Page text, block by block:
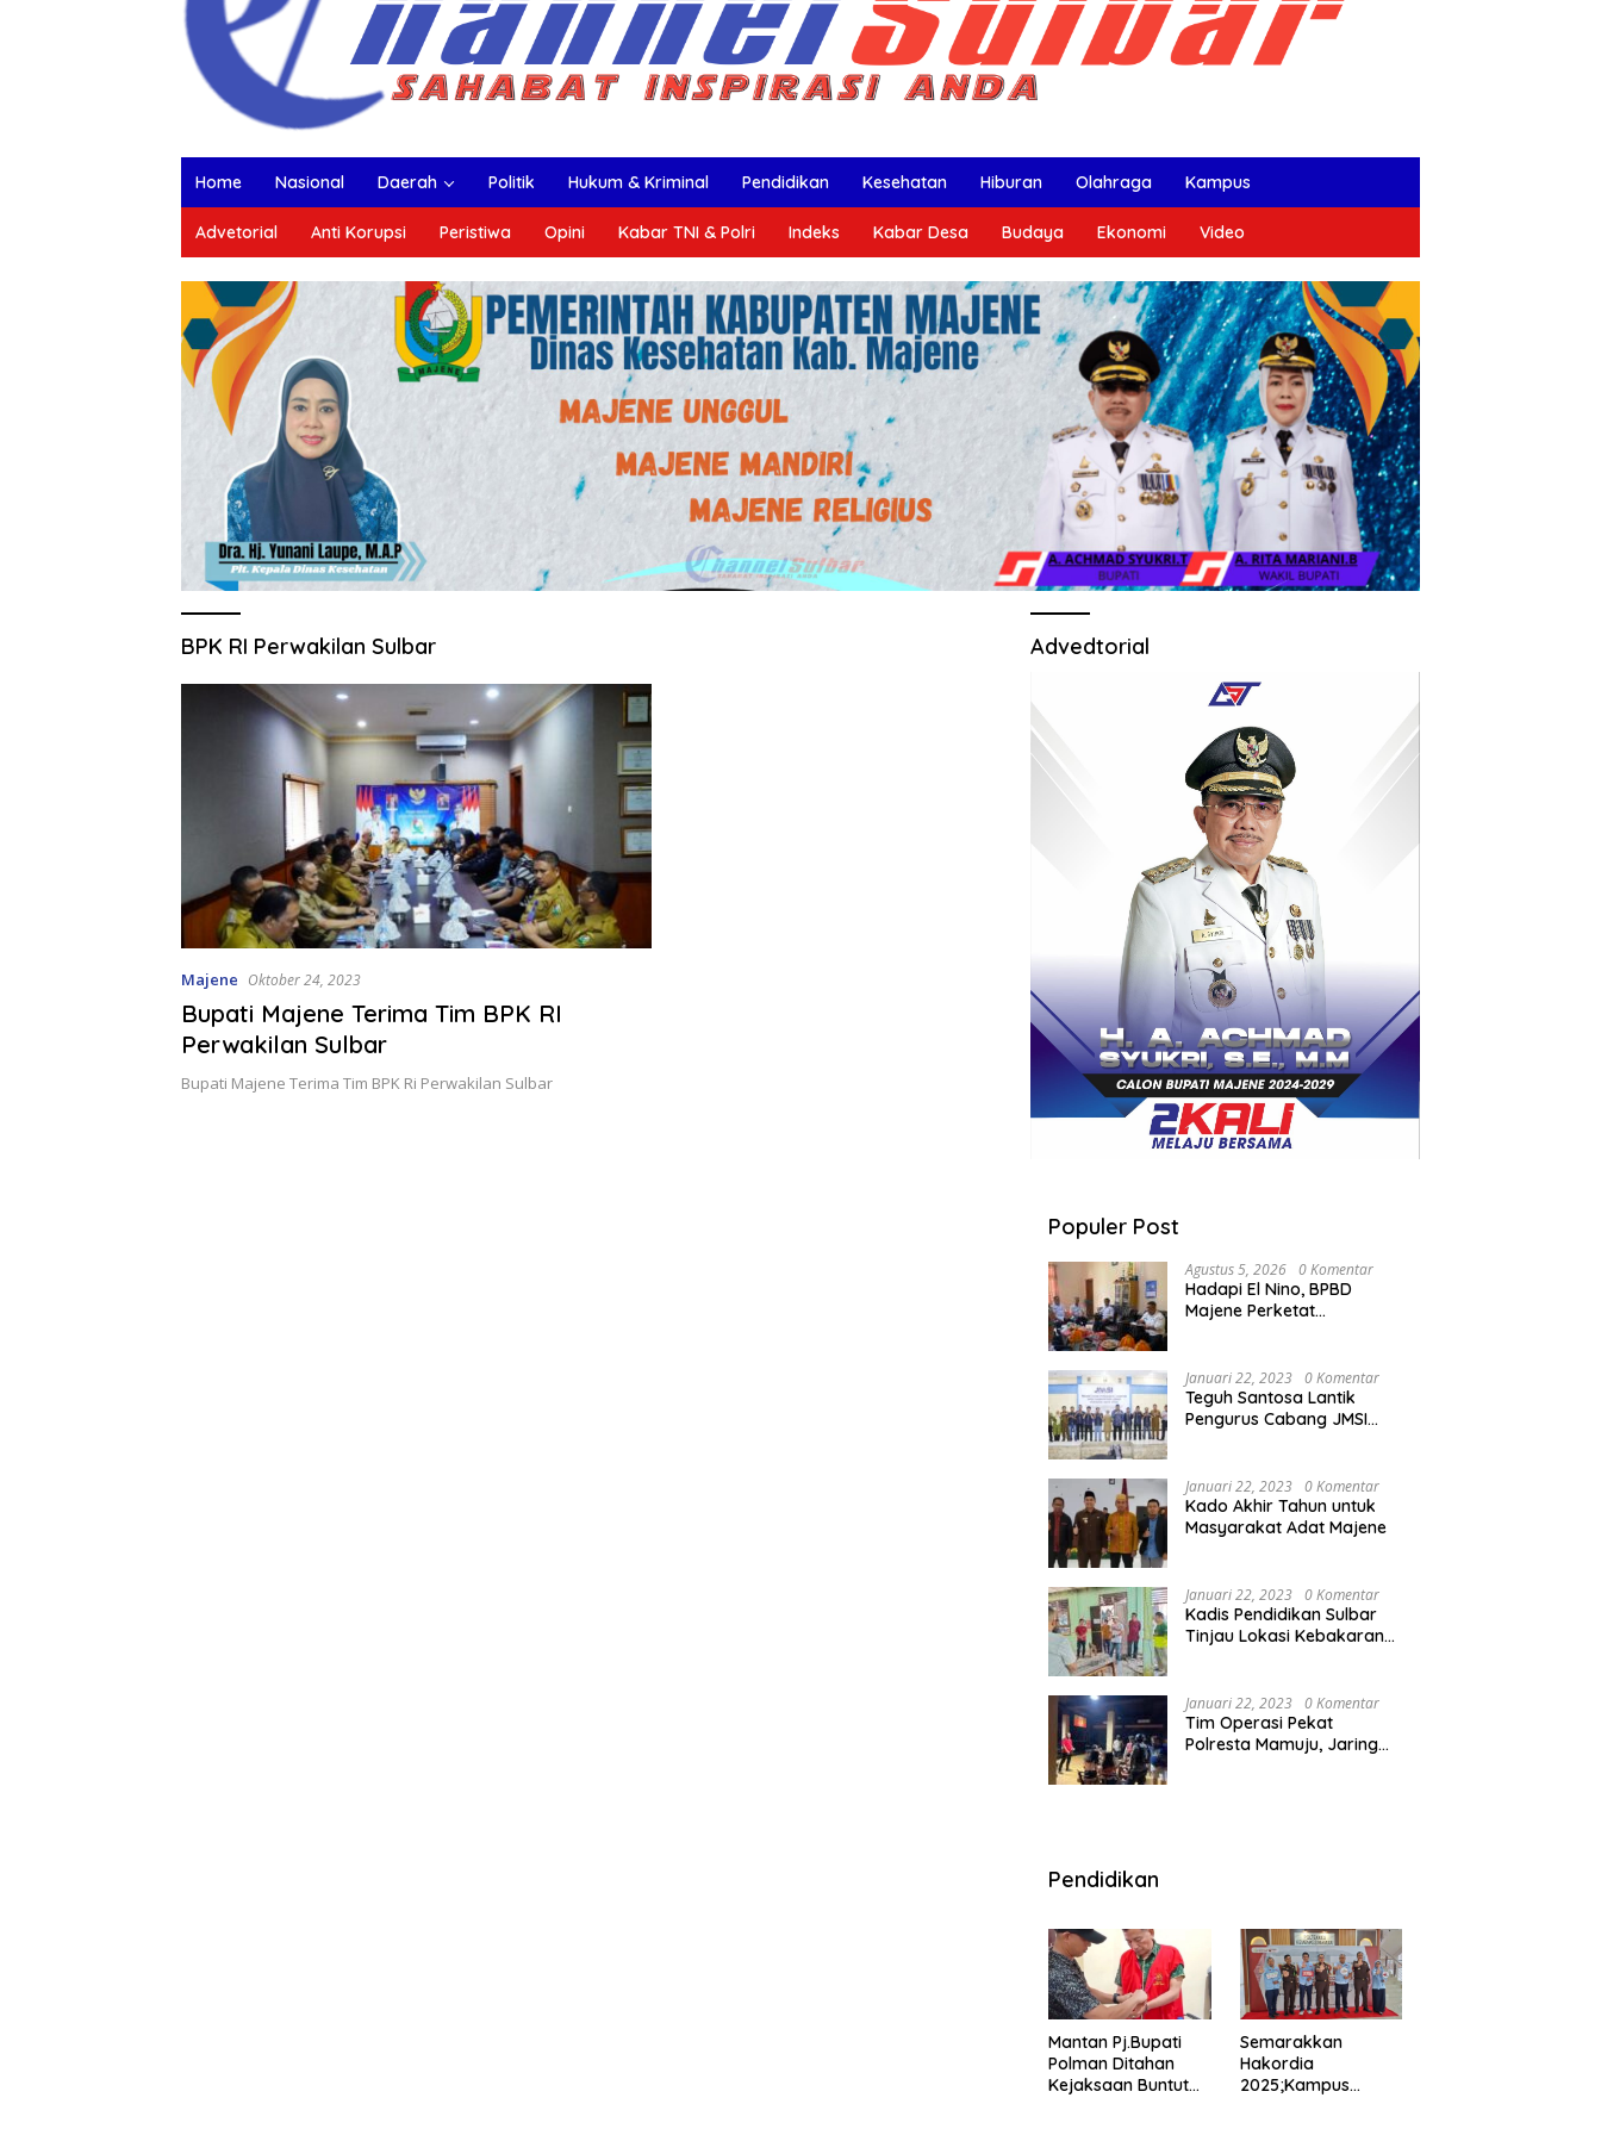
Home Nasional Daerah Politik Hukum & Kriminal Pendidikan Kesehatan Hiburan Olahraga Kampus
Advetorial Anti Korupsi Peristiwa Opini Kabar TNI & Polri Indeks Kabar Desa Budaya Ekonomi Video
BPK RI Perwakilan Sulbar
Majene Oktober 24, 2023
Bupati Majene Terima Tim BPK RI
Perwakilan Sulbar
Bupati Majene Terima Tim BPK Ri Perwakilan Sulbar
Advedtorial
Populer Post
Agustus 5, 2026 0 Komentar
Hadapi El Nino, BPBD
Majene Perketat
Januari 22, 2023 0 Komentar
Teguh Santosa Lantik
Pengurus Cabang JMSI
Januari 22, 2023 0 Komentar
Kado Akhir Tahun untuk
Masyarakat Adat Majene
Januari 22, 2023 0 Komentar
Kadis Pendidikan Sulbar
Tinjau Lokasi Kebakaran
Januari 22, 2023 0 Komentar
Tim Operasi Pekat
Polresta Mamuju, Jaring
Pendidikan
Mantan Pj.Bupati
Polman Ditahan
Kejaksaan Buntut
Semarakkan
Hakordia
2025;Kampus